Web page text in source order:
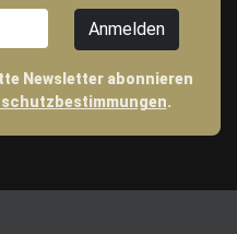
Newsletter abonnieren
.